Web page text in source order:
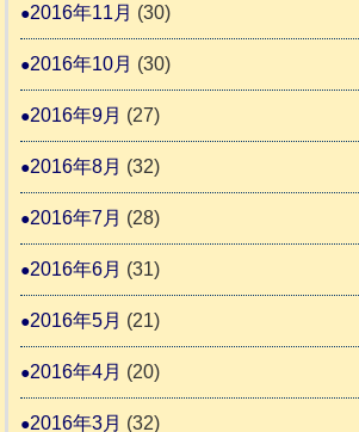
2016年11月 (30)
2016年10月 (30)
2016年9月 (27)
2016年8月 (32)
2016年7月 (28)
2016年6月 (31)
2016年5月 (21)
2016年4月 (20)
2016年3月 (32)